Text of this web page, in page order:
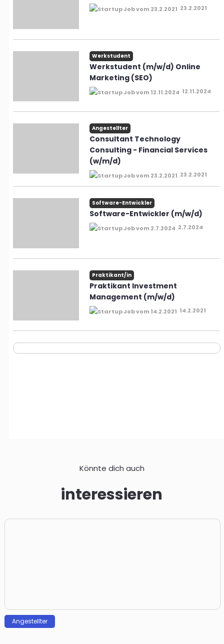
23.2.2021
Werkstudent
Werkstudent (m/w/d) Online
Marketing (SEO)
12.11.2024
Angestellter
Consultant Technology
Consulting - Financial Services
(w/m/d)
23.2.2021
Software-Entwickler
Software-Entwickler (m/w/d)
2.7.2024
Prak­ti­kan­t/in
Praktikant Investment
Management (m/w/d)
14.2.2021
Könnte dich auch
interessieren
Angestellter